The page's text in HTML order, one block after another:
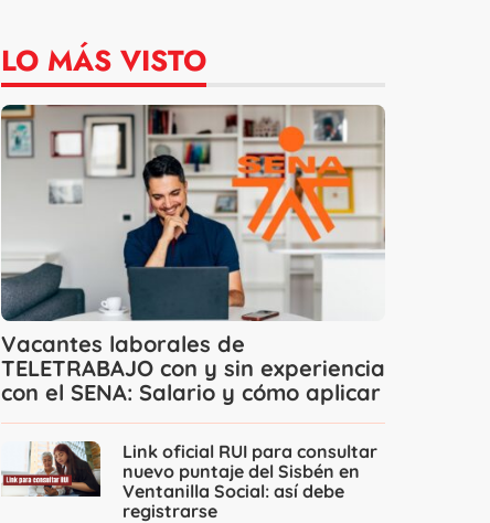
LO MÁS VISTO
Vacantes laborales de
TELETRABAJO con y sin experiencia
con el SENA: Salario y cómo aplicar
Link oficial RUI para consultar
nuevo puntaje del Sisbén en
Ventanilla Social: así debe
registrarse